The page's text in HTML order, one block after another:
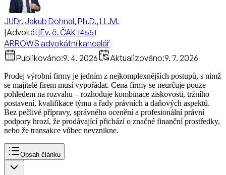
JUDr. Jakub Dohnal, Ph.D., LL.M.
|Advokát|Ev. č. ČAK 14551
ARROWS advokátní kancelář
Publikováno:9. 4. 2026 Aktualizováno:9. 7. 2026
Prodej výrobní firmy je jedním z nejkomplexnějších postupů, s nímž
se majitelé firem musí vypořádat. Cena firmy se neurčuje pouze
pohledem na rozvahu – rozhoduje kombinace ziskovosti, tržního
postavení, kvalifikace týmu a řady právních a daňových aspektů.
Bez pečlivé přípravy, správného ocenění a profesionální právní
podpory hrozí, že prodávající přichází o značné finanční prostředky,
nebo že transakce vůbec nevznikne.
Obsah článku